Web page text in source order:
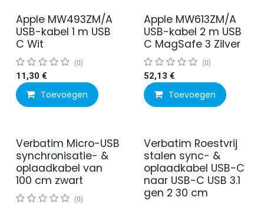
Apple MW493ZM/A
USB-kabel 1 m USB
C Wit
(0)
11,30 €
Toevoegen
Apple MW613ZM/A
USB-kabel 2 m USB
C MagSafe 3 Zilver
(0)
52,13 €
Toevoegen
Actie
Verbatim Micro-USB
synchronisatie- &
oplaadkabel van
100 cm zwart
(0)
Verbatim Roestvrij
stalen sync- &
oplaadkabel USB-C
naar USB-C USB 3.1
gen 2 30 cm